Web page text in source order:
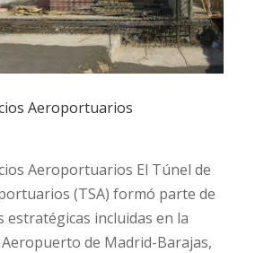
Aeroportuarios
Aeroportuarios El Túnel de
(TSA) formó parte de
estratégicas incluidas en la
de Madrid-Barajas,